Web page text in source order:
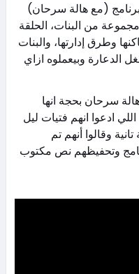
من برنامج (مع هالة سرحان)
من البنات، الحلقة
وطرق إدارتها، والبنات
الدعارة وبيعملوه ازاي
سرحان بحجة انها
ادعوا انهم فتيات ليل
وقالوا أنهم تم
وتحفيظهم نص مكتوب